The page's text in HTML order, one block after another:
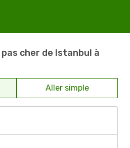
cher de Istanbul à
Aller simple